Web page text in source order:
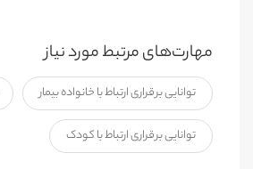
مهارت‌های مرتبط مورد نیاز
توانایی برقراری ارتباط با خانواده بیمار
توانایی برقراری ارتباط با کودک